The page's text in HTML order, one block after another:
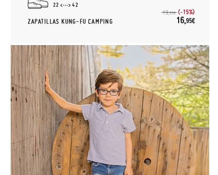
22 42
ZAPATILLAS KUNG-FU CAMPING
19,95€ (-15%)
16,95€